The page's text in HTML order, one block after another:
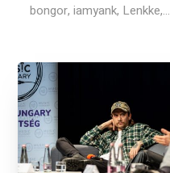
bongor, iamyank, Lenkke,...